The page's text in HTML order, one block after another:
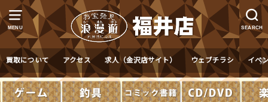
MENU SEARCH
買取について アクセス 求人（金沢店サイト） ウェブチラシ イベ